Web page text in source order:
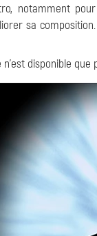
notamment
sa
n'est disponible que